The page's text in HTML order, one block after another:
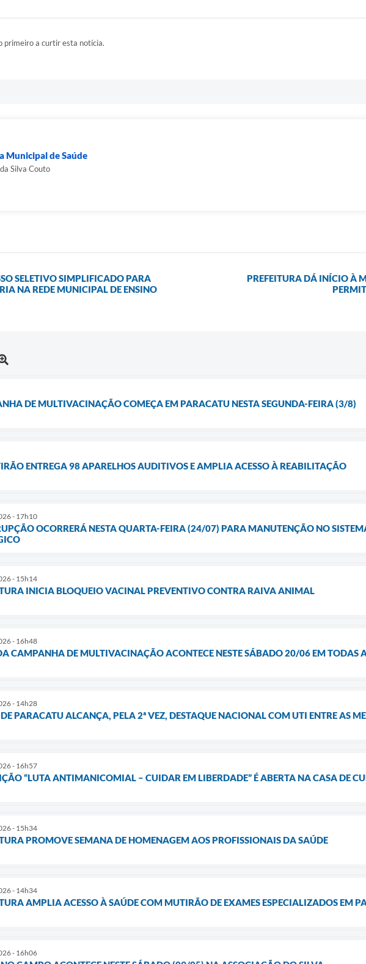
primeiro a curtir esta notícia.
Municipal de Saúde
Silva Couto
SELETIVO SIMPLIFICADO PARA
NA REDE MUNICIPAL DE ENSINO
PREFEITURA DÁ INÍCIO À
DE MULTIVACINAÇÃO COMEÇA EM PARACATU NESTA SEGUNDA-FEIRA (3/8)
ENTREGA 98 APARELHOS AUDITIVOS E AMPLIA ACESSO À REABILITAÇÃO
- 17h10
OCORRERÁ NESTA QUARTA-FEIRA (24/07) PARA MANUTENÇÃO NO
- 15h14
INICIA BLOQUEIO VACINAL PREVENTIVO CONTRA RAIVA ANIMAL
- 16h48
CAMPANHA DE MULTIVACINAÇÃO ACONTECE NESTE SÁBADO 20/06 EM TODAS
- 14h28
PARACATU ALCANÇA, PELA 2ª VEZ, DESTAQUE NACIONAL COM UTI ENTRE AS
- 16h57
“LUTA ANTIMANICOMIAL – CUIDAR EM LIBERDADE” É ABERTA NA CASA DE
- 15h34
PROMOVE SEMANA DE HOMENAGEM AOS PROFISSIONAIS DA SAÚDE
- 14h34
AMPLIA ACESSO À SAÚDE COM MUTIRÃO DE EXAMES ESPECIALIZADOS EM
- 16h06